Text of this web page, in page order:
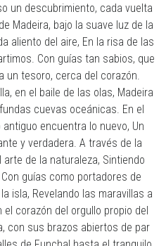
un descubrimiento, cada vuelta
Madeira, bajo la suave luz de la
aliento del aire, En la risa de las
Con guías tan sabios, que
un tesoro, cerca del corazón.
en el baile de las olas, Madeira
cuevas oceánicas. En el
encuentra lo nuevo, Un
y verdadera. A través de la
de la naturaleza, Sintiendo
guías como portadores de
isla, Revelando las maravillas a
el corazón del orgullo propio del
con sus brazos abiertos de par